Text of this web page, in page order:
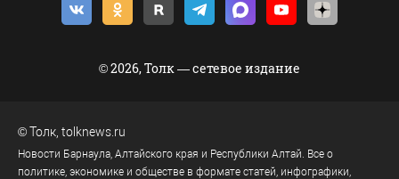
© 2026, Толк — сетевое издание
©Толк tolknews.ru
Новости Барнаула, Алтайского края и Республики Алтай. Все о
политике, экономике и обществе в формате статей, инфографики,